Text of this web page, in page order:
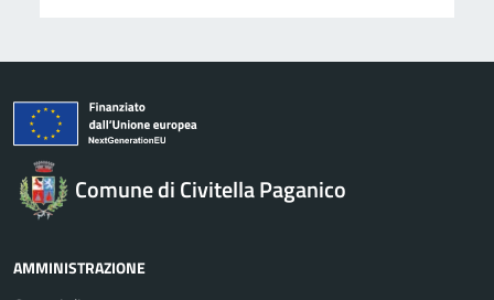
Comune di Civitella Paganico
AMMINISTRAZIONE